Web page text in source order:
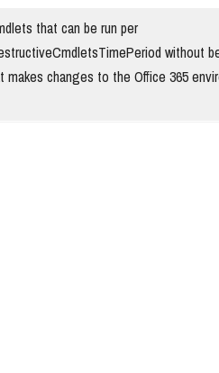
that can be run per
without
makes changes to the Office 365